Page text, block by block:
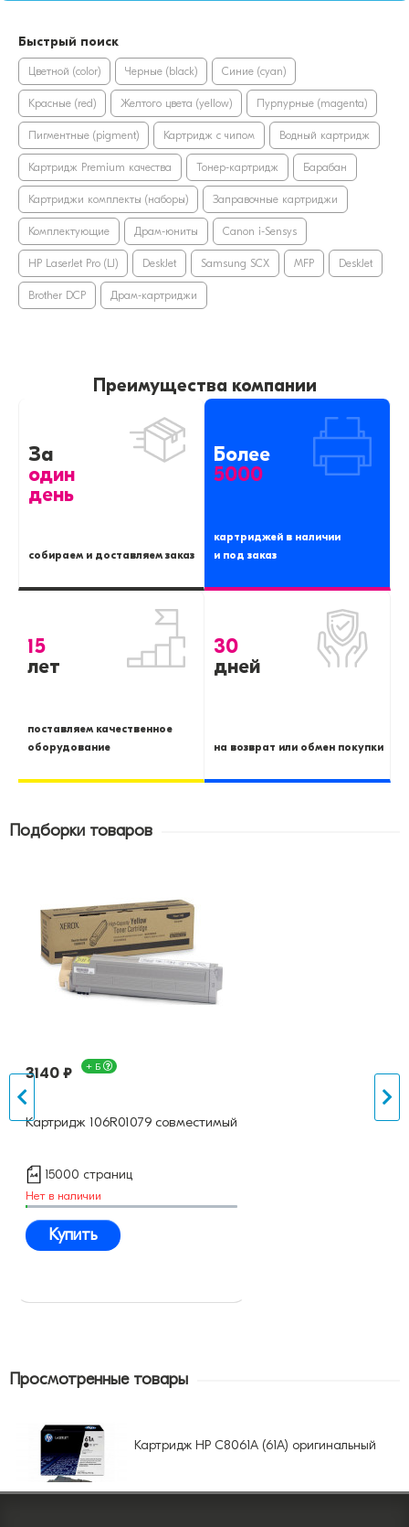
Быстрый поиск
Цветной (color) Черные (black) Синие (cyan)
Красные (red) Желтого цвета (yellow) Пурпурные (magenta)
Пигментные (pigment) Картридж с чипом Водный картридж
Картридж Premium качества Тонер-картридж Барабан
Картриджи комплекты (наборы) Заправочные картриджи
Комплектующие Драм-юниты Canon i-Sensys
HP LaserJet Pro (LJ) DeskJet Samsung SCX MFP DeskJet
Brother DCP Драм-картриджи
Преимущества компании
За
один
день
собираем и доставляем заказ
Более
5000
картриджей в наличии
и под заказ
15
лет
поставляем качественное
оборудование
30
дней
на возврат или обмен покупки
Подборки товаров
3140 ₽ + Б
Картридж 106R01079 совместимый
15000 страниц
Нет в наличии
Купить
Просмотренные товары
Картридж HP C8061A (61A) оригинальный